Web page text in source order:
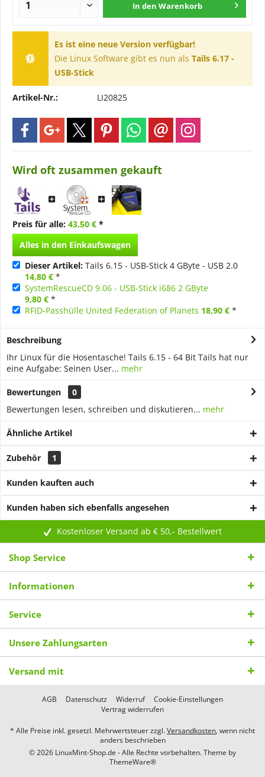
In den Warenkorb
Es ist eine neue Version verfügbar!
Die Linux Software gibt es nun als Tails 6.17 -
USB-Stick
Artikel-Nr.: LI20825
Wird oft zusammen gekauft
Preis für alle: 43,50 € *
Alles in den Einkaufswagen
Dieser Artikel: Tails 6.15 - USB-Stick 4 GByte - USB 2.0
14,80 € *
SystemRescueCD 9.06 - USB-Stick i686 2 GByte
9,80 € *
RFID-Passhülle United Federation of Planets 18,90 € *
Beschreibung
Ihr Linux für die Hosentasche! Tails 6.15 - 64 Bit Tails hat nur
eine Aufgabe: Seinen User... mehr
Bewertungen
0
Bewertungen lesen, schreiben und diskutieren... mehr
Ähnliche Artikel
Zubehör 1
Kunden kauften auch
Kunden haben sich ebenfalls angesehen
Kostenloser Versand ab € 50,- Bestellwert
Shop Service
Informationen
Service
Unsere Zahlungsarten
Versand mit
AGB Datenschutz Widerruf
Cookie-Einstellungen
Vertrag widerrufen
* Alle Preise inkl. gesetzl. Mehrwertsteuer zzgl.Versandkosten, wenn nicht
anders beschrieben
© 2026 LinuxMint-Shop.de - Alle Rechte vorbehalten. Theme by
ThemeWare®